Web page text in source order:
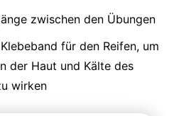
zwischen den Übungen
für den Reifen, um
der Haut und Kälte des
wirken